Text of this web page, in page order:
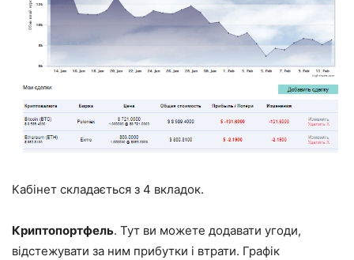
Кабінет складається з 4 вкладок.
Криптопортфель. Тут ви можете додавати угоди,
відстежувати за ним прибутки і втрати. Графік